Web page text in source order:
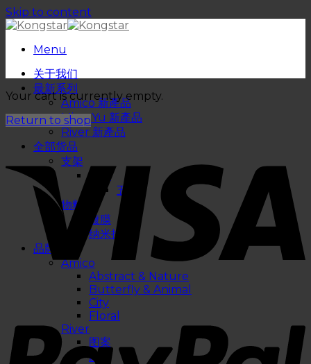
Skip to content
Menu
关于我们
最新系列
Amico 新產品
Ming Yu 新產品
River 新產品
全部货品
支架
五折
物料
镀膜
纳米技术
品牌
Amico
Abstract & Nature
Butterfly & Animal
City
Floral
River
图案
颜色
Your cart is currently empty.
Return to shop